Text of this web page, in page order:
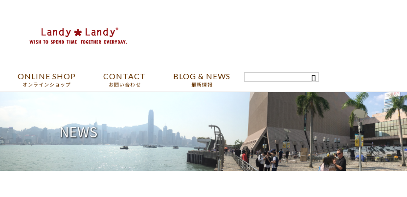
ONLINE SHOP
オンラインショップ
CONTACT
お問い合わせ
BLOG & NEWS
最新情報
NEWS